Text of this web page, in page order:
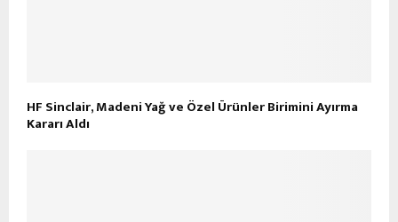
HF Sinclair, Madeni Yağ ve Özel Ürünler Birimini Ayırma
Kararı Aldı